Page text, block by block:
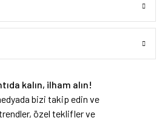
kalın, ilham alın!
bizi takip edin ve
özel teklifler ve